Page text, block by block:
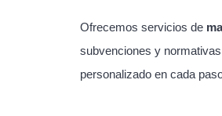
Ofrecemos servicios de
subvenciones y
personalizado en cada